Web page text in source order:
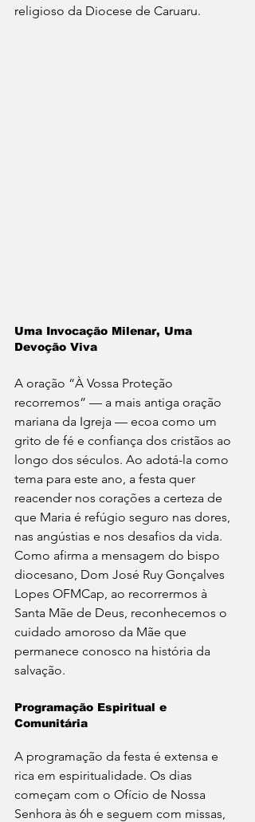
religioso da Diocese de Caruaru.
Uma Invocação Milenar, Uma
Devoção Viva
A oração “À Vossa Proteção
recorremos” — a mais antiga oração
mariana da Igreja — ecoa como um
grito de fé e confiança dos cristãos ao
longo dos séculos. Ao adotá-la como
tema para este ano, a festa quer
reacender nos corações a certeza de
que Maria é refúgio seguro nas dores,
nas angústias e nos desafios da vida.
Como afirma a mensagem do bispo
diocesano, Dom José Ruy Gonçalves
Lopes OFMCap, ao recorrermos à
Santa Mãe de Deus, reconhecemos o
cuidado amoroso da Mãe que
permanece conosco na história da
salvação.
Programação Espiritual e
Comunitária
A programação da festa é extensa e
rica em espiritualidade. Os dias
começam com o Ofício de Nossa
Senhora às 6h e seguem com missas,